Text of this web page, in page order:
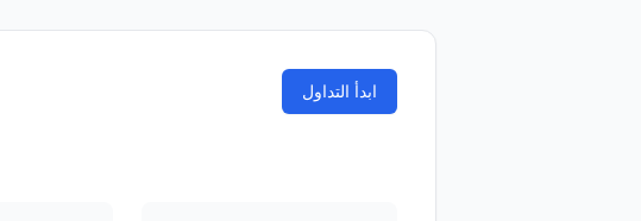
ابدأ التداول